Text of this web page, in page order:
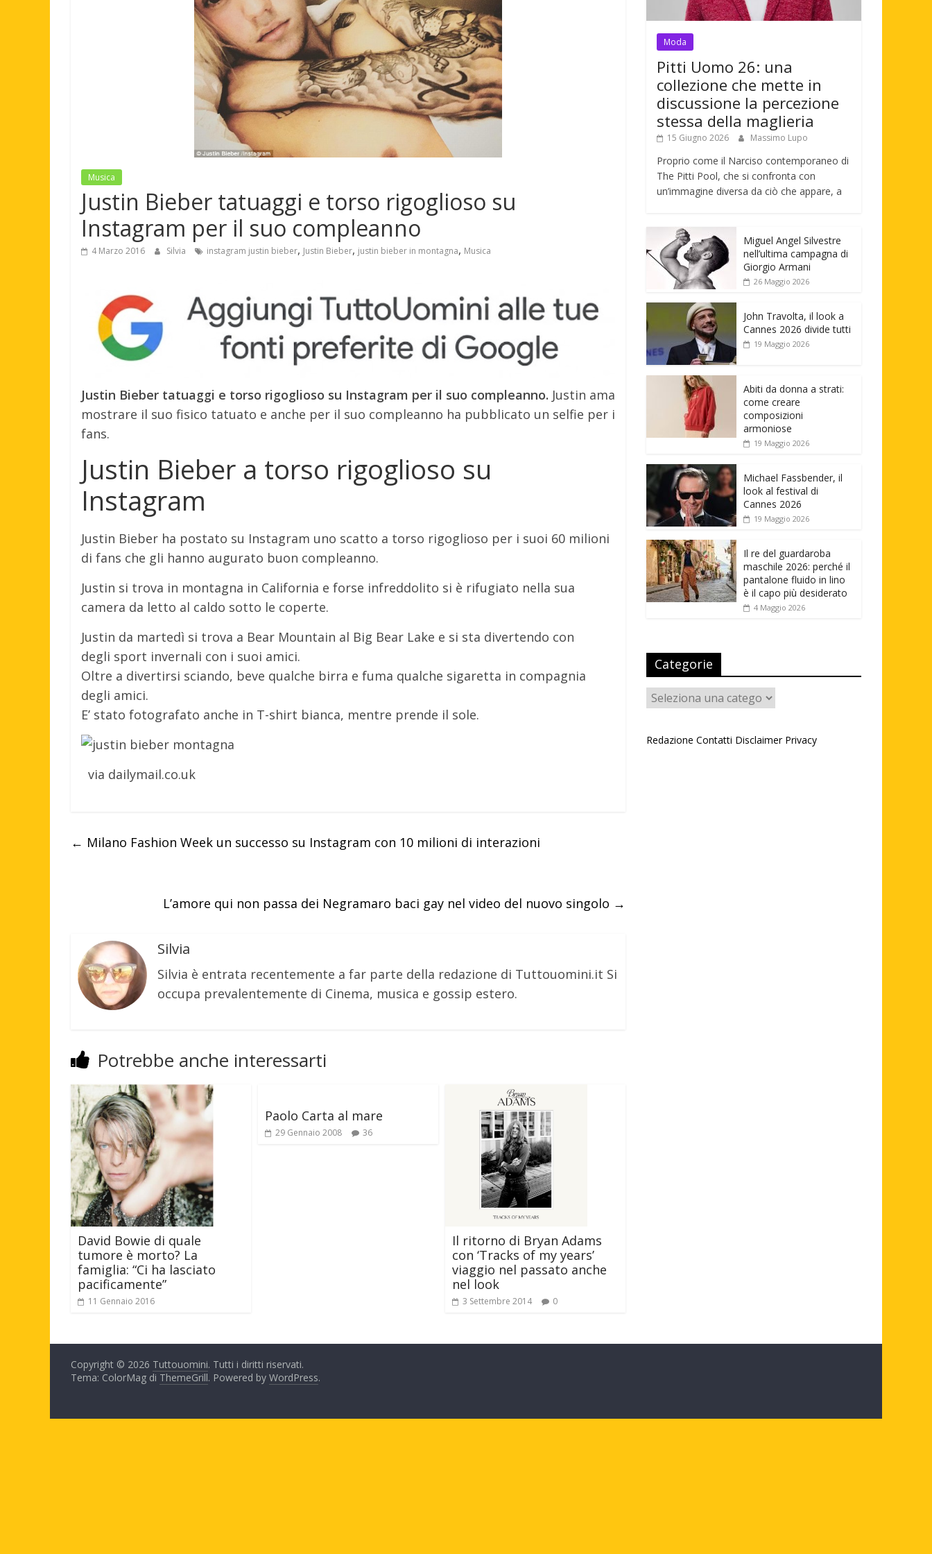
Musica
Justin Bieber tatuaggi e torso rigoglioso su
Instagram per il suo compleanno
4 Marzo 2016 Silvia instagram justin bieber, Justin Bieber, justin bieber in montagna, Musica
Justin Bieber tatuaggi e torso rigoglioso su Instagram per il suo compleanno. Justin ama
mostrare il suo fisico tatuato e anche per il suo compleanno ha pubblicato un selfie per i
fans.
Justin Bieber a torso rigoglioso su
Instagram
Justin Bieber ha postato su Instagram uno scatto a torso rigoglioso per i suoi 60 milioni
di fans che gli hanno augurato buon compleanno.
Justin si trova in montagna in California e forse infreddolito si è rifugiato nella sua
camera da letto al caldo sotto le coperte.
Justin da martedì si trova a Bear Mountain al Big Bear Lake e si sta divertendo con
degli sport invernali con i suoi amici.
Oltre a divertirsi sciando, beve qualche birra e fuma qualche sigaretta in compagnia
degli amici.
E’ stato fotografato anche in T-shirt bianca, mentre prende il sole.
via dailymail.co.uk
← Milano Fashion Week un successo su Instagram con 10 milioni di interazioni
L’amore qui non passa dei Negramaro baci gay nel video del nuovo singolo →
Silvia
Silvia è entrata recentemente a far parte della redazione di Tuttouomini.it Si
occupa prevalentemente di Cinema, musica e gossip estero.
Potrebbe anche interessarti
David Bowie di quale
tumore è morto? La
famiglia: “Ci ha lasciato
pacificamente”
11 Gennaio 2016
Paolo Carta al mare
29 Gennaio 2008 36
Il ritorno di Bryan Adams
con ‘Tracks of my years’
viaggio nel passato anche
nel look
3 Settembre 2014 0
Moda
Pitti Uomo 26: una
collezione che mette in
discussione la percezione
stessa della maglieria
15 Giugno 2026 Massimo Lupo
Proprio come il Narciso contemporaneo di
The Pitti Pool, che si confronta con
un’immagine diversa da ciò che appare, a
Miguel Angel Silvestre
nell’ultima campagna di
Giorgio Armani
26 Maggio 2026
John Travolta, il look a
Cannes 2026 divide tutti
19 Maggio 2026
Abiti da donna a strati:
come creare
composizioni
armoniose
19 Maggio 2026
Michael Fassbender, il
look al festival di
Cannes 2026
19 Maggio 2026
Il re del guardaroba
maschile 2026: perché il
pantalone fluido in lino
è il capo più desiderato
4 Maggio 2026
Categorie
Categorie
Redazione Contatti Disclaimer Privacy
Copyright © 2026 Tuttouomini. Tutti i diritti riservati.
Tema: ColorMag di ThemeGrill. Powered by WordPress.